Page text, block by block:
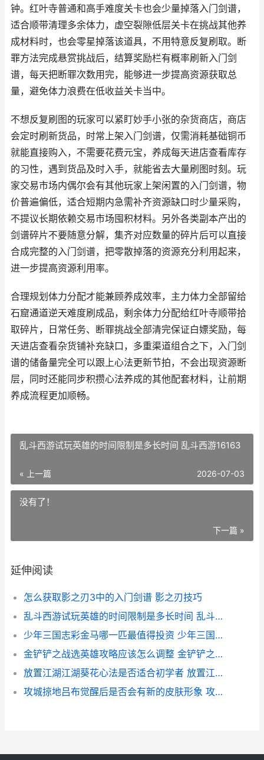
钟。红叶寺普通和高手难度关卡也会少量掉落入门剑谱，
适合顺带清理多余体力，虚空裂隙低层关卡在挑战其他养
成材料时，也会零星掉落该道具，不用特意反复刷取。断
罪方法完成悬赏挑战后，结算奖励栏有概率刷新入门剑
谱，每天把断罪次数用完，能够进一步提高资源获取总
量，避免体力浪费在低收益关卡当中。
不想反复刷图的玩家可以紧盯妙手小张的杂货商店，商店
会定时刷新货品，时常上架入门剑谱，仅需消耗基础铜币
就能直接购入，不需要花费元宝，养成每天进店查看库存
的习性，遇到货品及时入手，就能省去大量刷图时刻。玩
家交易市场内偶尔会有其他玩家上架闲置的入门剑谱，物
价普遍偏低，适合短期内急需补齐资源缺口时少量采购，
不提议长期依赖交易市场囤积材料。另外各类副本产出的
剑谱碎片不要随意分解，集齐对应数量的碎片后可以直接
合成完整的入门剑谱，把零散掉落的资源充分利用起来，
进一步提高资源利用率。
合理规划体力分配才能兼顾养成效率，主力体力全部留给
石窟通道逆天难度刷成品，剩余体力分配给红叶寺顺带拾
取碎片，日常任务、断罪挑战全部清完保证白嫖奖励，每
天进店查看杂货铺补充缺口，多重渠道组合之下，入门剑
谱的储备量完全可以跟上心法更新节拍，不会出现资源断
层，同时还能同步积攒心法养成的其他配套材料，让前期
养成流程更加顺畅。
乱斗西游试玩英雄的时间限制是多长时间 乱斗西游16163
« 上一篇 2026-07-03
没有了！
下一篇 »
延伸阅读
怎么获取影之刃3中的入门剑谱 影之刃技巧
乱斗西游试玩英雄的时间限制是多长时间 乱斗西游16163
少年三国志彩金马哪一匹最值得投资 少年三国志彩金神翼
金铲铲之战选英雄攻略应该怎么调整 金铲铲之战选英雄怎么调到下面
放置江湖江湖葵花心法是否适合初学者 放置江湖葵花和辟邪选择
攻城掠地吕布觉醒后是否会有新的皮肤形象 攻城掠地吕布觉醒条件